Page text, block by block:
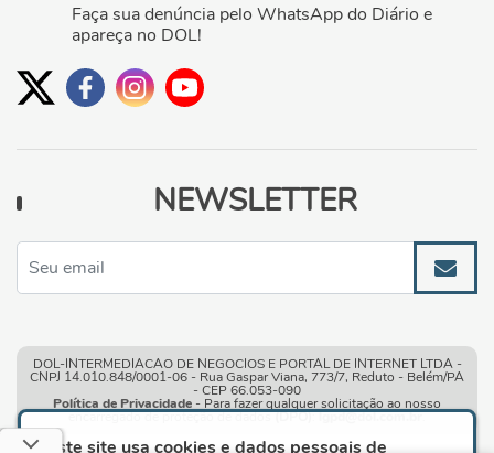
Este site usa cookies e dados pessoais de
Faça sua denúncia pelo WhatsApp do Diário e
apareça no DOL!
NEWSLETTER
DOL-INTERMEDIACAO DE NEGOCIOS E PORTAL DE INTERNET LTDA -
CNPJ 14.010.848/0001-06 - Rua Gaspar Viana, 773/7, Reduto - Belém/PA
- CEP 66.053-090
Política de Privacidade - Para fazer qualquer solicitação ao nosso
encarregado de proteção de dados(DPO):lgpd@dol.com.br.